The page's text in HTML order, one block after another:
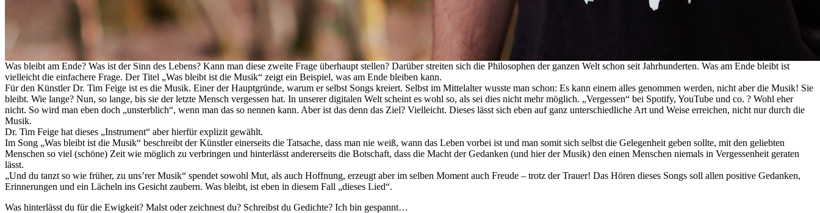
Was bleibt am Ende? Was ist der Sinn des Lebens? Kann man diese zweite Frage überhaupt stellen? Darüber streiten sich die Philosophen der ganzen Welt schon seit Jahrhunderten. Was am Ende bleibt ist
vielleicht die einfachere Frage. Der Titel „Was bleibt ist die Musik“ zeigt ein Beispiel, was am Ende bleiben kann.
Für den Künstler Dr. Tim Feige ist es die Musik. Einer der Hauptgründe, warum er selbst Songs kreiert. Selbst im Mittelalter wusste man schon: Es kann einem alles genommen werden, nicht aber die Musik! Sie
bleibt. Wie lange? Nun, so lange, bis sie der letzte Mensch vergessen hat. In unserer digitalen Welt scheint es wohl so, als sei dies nicht mehr möglich. „Vergessen“ bei Spotify, YouTube und co. ? Wohl eher
nicht. So wird man eben doch „unsterblich“, wenn man das so nennen kann. Aber ist das denn das Ziel? Vielleicht. Dieses lässt sich eben auf ganz unterschiedliche Art und Weise erreichen, nicht nur durch die
Musik.
Dr. Tim Feige hat dieses „Instrument“ aber hierfür explizit gewählt.
Im Song „Was bleibt ist die Musik“ beschreibt der Künstler einerseits die Tatsache, dass man nie weiß, wann das Leben vorbei ist und man somit sich selbst die Gelegenheit geben sollte, mit den geliebten
Menschen so viel (schöne) Zeit wie möglich zu verbringen und hinterlässt andererseits die Botschaft, dass die Macht der Gedanken (und hier der Musik) den einen Menschen niemals in Vergessenheit geraten
lässt.
„Und du tanzt so wie früher, zu uns’rer Musik“ spendet sowohl Mut, als auch Hoffnung, erzeugt aber im selben Moment auch Freude – trotz der Trauer! Das Hören dieses Songs soll allen positive Gedanken,
Erinnerungen und ein Lächeln ins Gesicht zaubern. Was bleibt, ist eben in diesem Fall „dieses Lied“.
Was hinterlässt du für die Ewigkeit? Malst oder zeichnest du? Schreibst du Gedichte? Ich bin gespannt…